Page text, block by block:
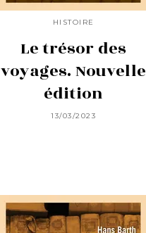
HISTOIRE
Le trésor des
voyages. Nouvelle
édition
13/03/2023